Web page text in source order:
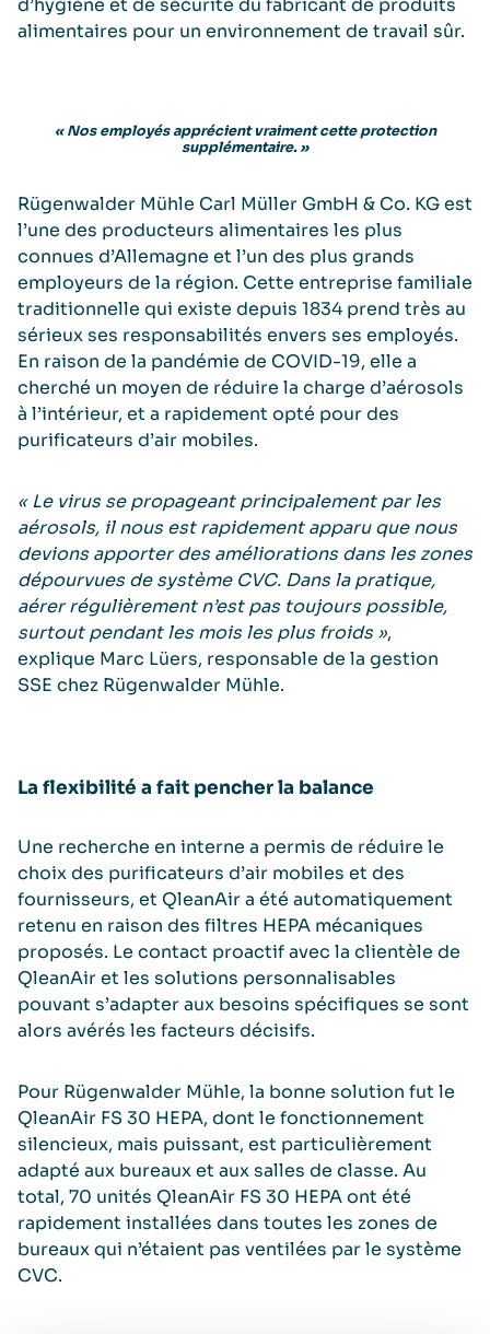
d’hygiène et de sécurité du fabricant de produits
alimentaires pour un environnement de travail sûr.
« Nos employés apprécient vraiment cette protection
supplémentaire. »
Rügenwalder Mühle Carl Müller GmbH & Co. KG est
l’une des producteurs alimentaires les plus
connues d’Allemagne et l’un des plus grands
employeurs de la région. Cette entreprise familiale
traditionnelle qui existe depuis 1834 prend très au
sérieux ses responsabilités envers ses employés.
En raison de la pandémie de COVID-19, elle a
cherché un moyen de réduire la charge d’aérosols
à l’intérieur, et a rapidement opté pour des
puriﬁcateurs d’air mobiles.
« Le virus se propageant principalement par les
aérosols, il nous est rapidement apparu que nous
devions apporter des améliorations dans les zones
dépourvues de système CVC. Dans la pratique,
aérer régulièrement n’est pas toujours possible,
surtout pendant les mois les plus froids »,
explique Marc Lüers, responsable de la gestion
SSE chez Rügenwalder Mühle.
La flexibilité a fait pencher la balance
Une recherche en interne a permis de réduire le
choix des puriﬁcateurs d’air mobiles et des
fournisseurs, et QleanAir a été automatiquement
retenu en raison des ﬁltres HEPA mécaniques
proposés. Le contact proactif avec la clientèle de
QleanAir et les solutions personnalisables
pouvant s’adapter aux besoins spéciﬁques se sont
alors avérés les facteurs décisifs.
Pour Rügenwalder Mühle, la bonne solution fut le
QleanAir FS 30 HEPA, dont le fonctionnement
silencieux, mais puissant, est particulièrement
adapté aux bureaux et aux salles de classe. Au
total, 70 unités QleanAir FS 30 HEPA ont été
rapidement installées dans toutes les zones de
bureaux qui n’étaient pas ventilées par le système
CVC.